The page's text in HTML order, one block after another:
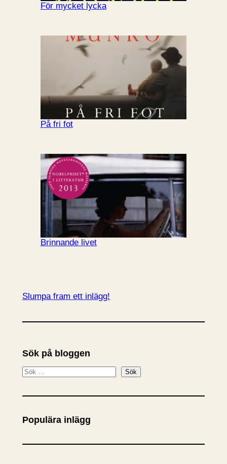
För mycket lycka
På fri fot
Brinnande livet
Slumpa fram ett inlägg!
Sök på bloggen
S
k
Sök
Populära inlägg